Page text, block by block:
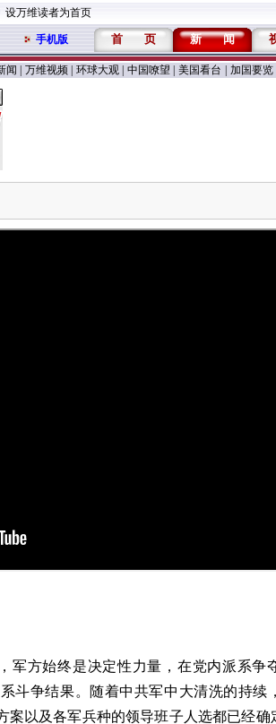
设万维读者为首页
手机版 首 页 新 闻
闻 万维视频 环球大观 中国嘹望 美国看台 加国要览
军方始终是决定性力量，在党内派系争
斗争结果。随着中共军中大清洗的持续
案以及各军兵种的领导班子人选都已经确